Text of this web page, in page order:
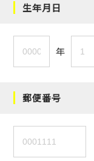
生年月日
年
郵便番号